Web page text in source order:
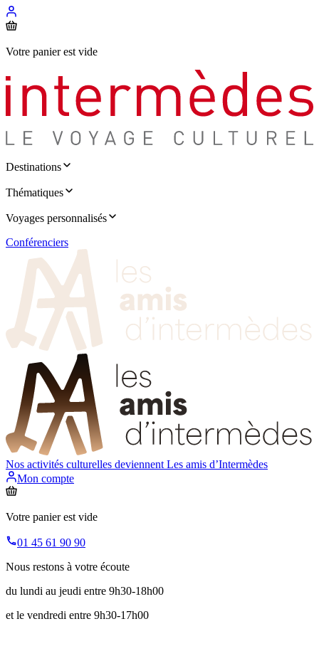
Votre panier est vide
Destinations
Thématiques
Voyages personnalisés
Conférenciers
Nos activités culturelles deviennent Les amis d’Intermèdes
Mon compte
Votre panier est vide
01 45 61 90 90
Nous restons à votre écoute
du lundi au jeudi entre 9h30-18h00
et le vendredi entre 9h30-17h00